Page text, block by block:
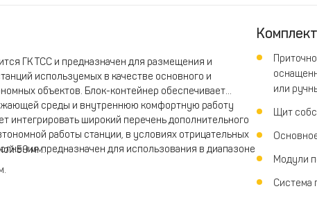
ГК ТСС и предназначен для размещения и
используемых в качестве основного и
объектов. Блок-контейнер обеспечивает
среды и внутреннюю комфортную работу
интегрировать широкий перечень дополнительного
работы станции, в условиях отрицательных
предназначен для использования в диапазоне
50 мм.
или
Щит
Модули
Система